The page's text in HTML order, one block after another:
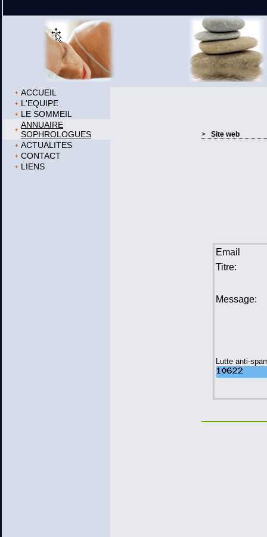
ACCUEIL
L'EQUIPE
LE SOMMEIL
ANNUAIRE
SOPHROLOGUES
ACTUALITES
CONTACT
LIENS
> Site web
Email
Titre:
Message:
Lutte anti-